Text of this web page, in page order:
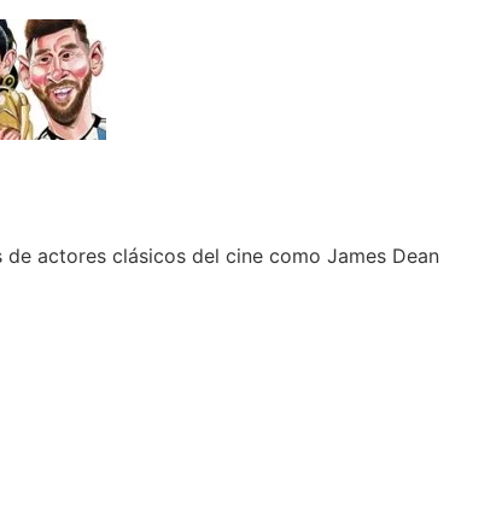
actores clásicos del cine como James Dean